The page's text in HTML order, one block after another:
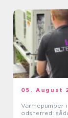
05. August
Varmepumper i
odsherred: